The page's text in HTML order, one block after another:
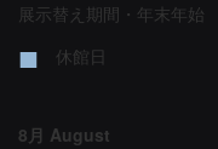
展示替え期間・年末年始
■ 休館日
8月 August